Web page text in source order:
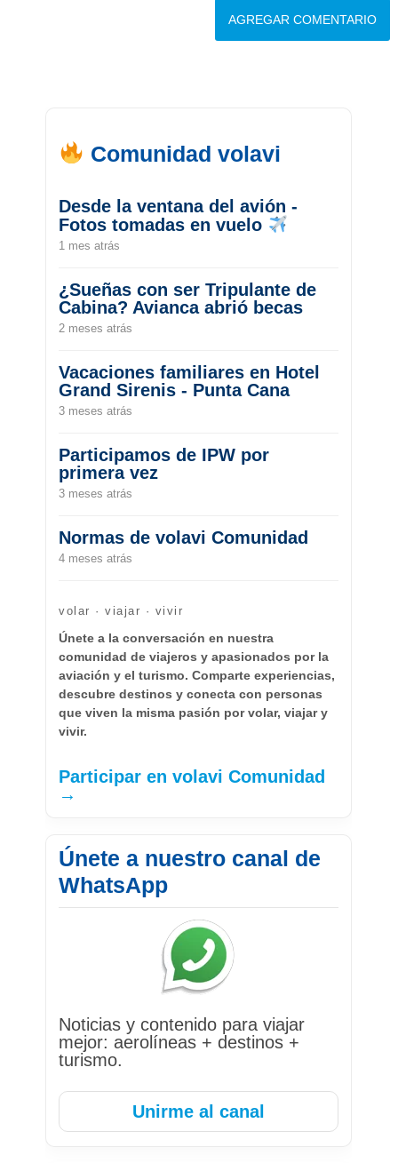
Comunidad volavi
Desde la ventana del avión -
Fotos tomadas en vuelo
1 mes atrás
¿Sueñas con ser Tripulante de
Cabina? Avianca abrió becas
2 meses atrás
Vacaciones familiares en Hotel
Grand Sirenis - Punta Cana
3 meses atrás
Participamos de IPW por
primera vez
3 meses atrás
Normas de volavi Comunidad
4 meses atrás
volar · viajar · vivir
Únete a la conversación en nuestra
comunidad de viajeros y apasionados por la
aviación y el turismo. Comparte experiencias,
descubre destinos y conecta con personas
que viven la misma pasión por volar, viajar y
vivir.
Participar en volavi Comunidad
→
Únete a nuestro canal de
WhatsApp
Noticias y contenido para viajar
mejor: aerolíneas + destinos +
turismo.
Unirme al canal